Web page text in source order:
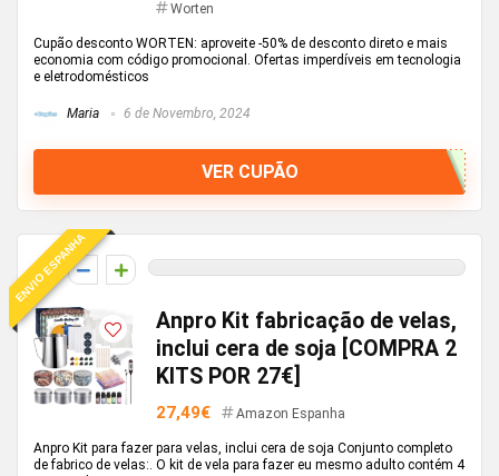
Worten
Cupão desconto WORTEN: aproveite -50% de desconto direto e mais
economia com código promocional. Ofertas imperdíveis em tecnologia
e eletrodomésticos
Maria 6 de Novembro, 2024
VER CUPÃO
ENVIO ESPANHA
0
Anpro Kit fabricação de velas,
inclui cera de soja [COMPRA 2
KITS POR 27€]
27,49€ Amazon Espanha
Anpro Kit para fazer para velas, inclui cera de soja Conjunto completo
de fabrico de velas:. O kit de vela para fazer eu mesmo adulto contém 4